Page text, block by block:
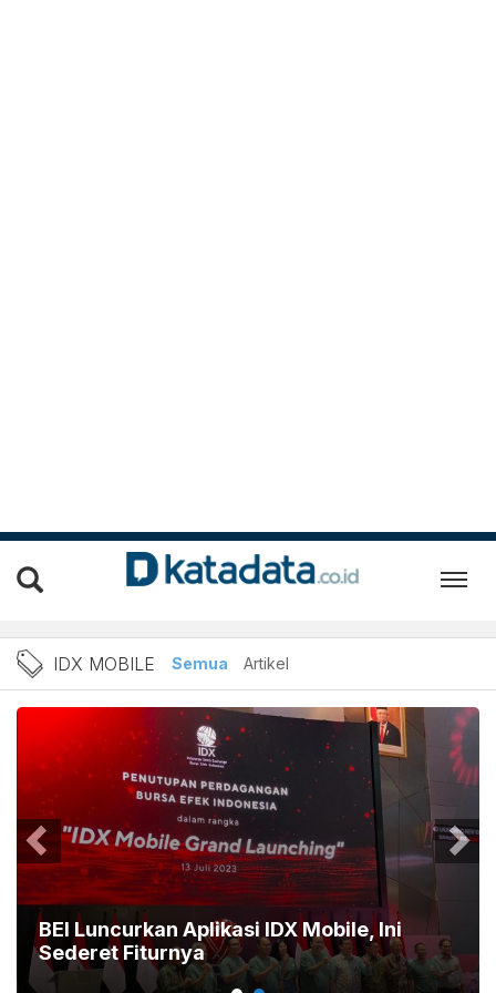
IDX Mobile
IDX MOBILE Semua Artikel
BEI Luncurkan Aplikasi IDX Mobile, Ini
Sederet Fiturnya